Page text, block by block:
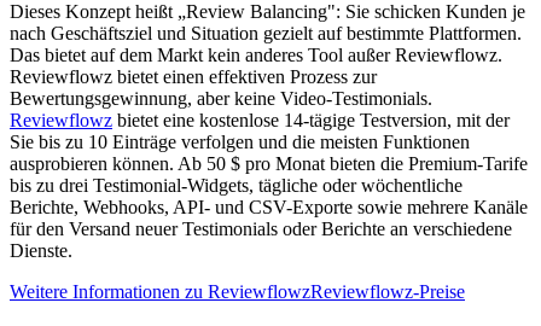
Dieses Konzept heißt „Review Balancing": Sie schicken Kunden je
nach Geschäftsziel und Situation gezielt auf bestimmte Plattformen.
Das bietet auf dem Markt kein anderes Tool außer Reviewflowz.
Reviewflowz bietet einen effektiven Prozess zur
Bewertungsgewinnung, aber keine Video-Testimonials.
Reviewflowz bietet eine kostenlose 14-tägige Testversion, mit der
Sie bis zu 10 Einträge verfolgen und die meisten Funktionen
ausprobieren können. Ab 50 $ pro Monat bieten die Premium-Tarife
bis zu drei Testimonial-Widgets, tägliche oder wöchentliche
Berichte, Webhooks, API- und CSV-Exporte sowie mehrere Kanäle
für den Versand neuer Testimonials oder Berichte an verschiedene
Dienste.
Weitere Informationen zu ReviewflowzReviewflowz-Preise